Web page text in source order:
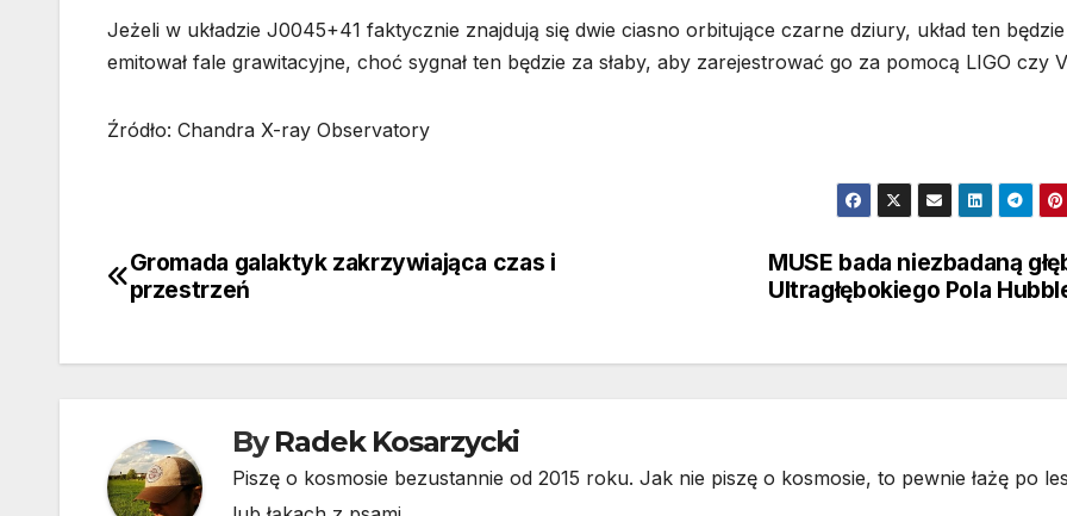
Jeżeli w układzie J0045+41 faktycznie znajdują się dwie ciasno orbitujące czarne dziury, układ ten będzie
emitował fale grawitacyjne, choć sygnał ten będzie za słaby, aby zarejestrować go za pomocą LIGO czy
Źródło: Chandra X-ray Observatory
Nawigacja
MUSE bada niezbadaną
Ultragłębokiego Pola
Gromada galaktyk zakrzywiająca czas i
przestrzeń
ByRadek Kosarzycki
Piszę o kosmosie bezustannie od 2015 roku. Jak nie piszę o kosmosie, to pewnie łażę po